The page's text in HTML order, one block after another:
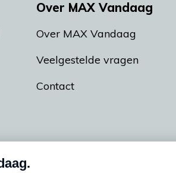
Over MAX Vandaag
Over MAX Vandaag
Veelgestelde vragen
Contact